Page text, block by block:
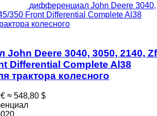
дифференциал John Deere 3040,
350 Front Differential Complete Al38
колесного
Deere 3040, 3050, 2140, Zf
Differential Complete Al38
трактора колесного
≈ 548,80 $